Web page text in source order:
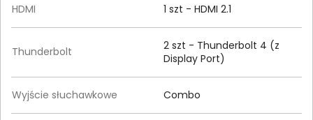
HDMI 1 szt - HDMI 2.1
Thunderbolt
2 szt - Thunderbolt 4 (z
Display Port)
Wyjście słuchawkowe Combo